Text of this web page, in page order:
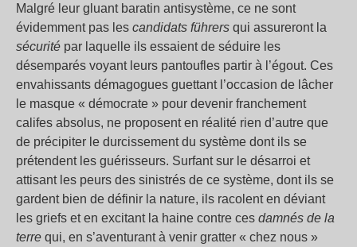
Malgré leur gluant baratin antisystème, ce ne sont
évidemment pas les candidats führers qui assureront la
sécurité par laquelle ils essaient de séduire les
désemparés voyant leurs pantoufles partir à l’égout. Ces
envahissants démagogues guettant l’occasion de lâcher
le masque « démocrate » pour devenir franchement
califes absolus, ne proposent en réalité rien d’autre que
de précipiter le durcissement du système dont ils se
prétendent les guérisseurs. Surfant sur le désarroi et
attisant les peurs des sinistrés de ce système, dont ils se
gardent bien de définir la nature, ils racolent en déviant
les griefs et en excitant la haine contre ces damnés de la
terre qui, en s’aventurant à venir gratter « chez nous »